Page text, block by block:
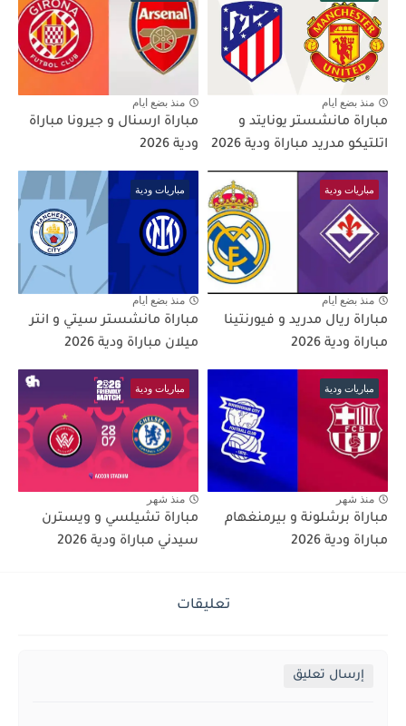
منذ بضع ايام
مباراة مانشستر يونايتد و
اتلتيكو مدريد مباراة ودية 2026
منذ بضع ايام
مباراة ارسنال و جيرونا مباراة
ودية 2026
مباريات ودية
منذ بضع ايام
مباراة ريال مدريد و فيورنتينا
مباراة ودية 2026
مباريات ودية
منذ بضع ايام
مباراة مانشستر سيتي و انتر
ميلان مباراة ودية 2026
مباريات ودية
منذ شهر
مباراة برشلونة و بيرمنغهام
مباراة ودية 2026
مباريات ودية
منذ شهر
مباراة تشيلسي و ويسترن
سيدني مباراة ودية 2026
تعليقات
إرسال تعليق